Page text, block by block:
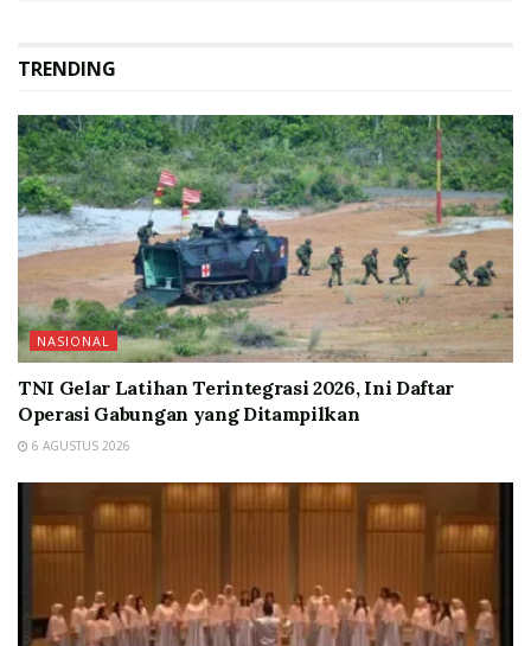
TRENDING
NASIONAL
TNI Gelar Latihan Terintegrasi 2026, Ini Daftar
Operasi Gabungan yang Ditampilkan
6 AGUSTUS 2026